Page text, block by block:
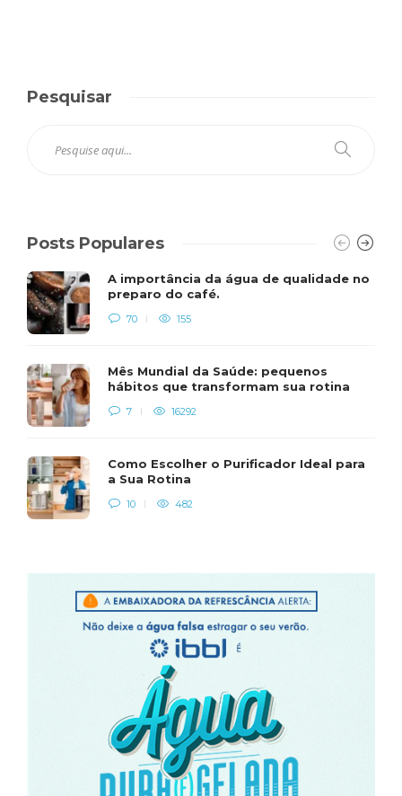
Pesquisar
Posts Populares
A importância da água de qualidade no
preparo do café.
70 155
Mês Mundial da Saúde: pequenos
hábitos que transformam sua rotina
7 16292
Como Escolher o Purificador Ideal para
a Sua Rotina
10 482